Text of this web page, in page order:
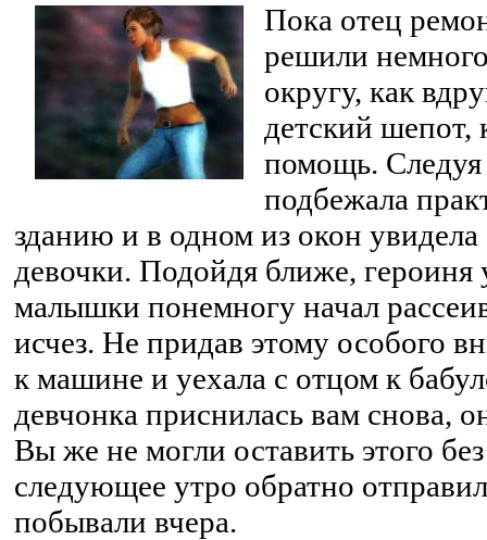
Пока отец
решили немного
округу, как
детский шепот,
помощь.
подбежала
зданию и в одном из окон увидела
девочки. Подойдя ближе, героиня
малышки понемногу начал
исчез. Не придав этому особого
к машине и уехала с отцом к
девчонка приснилась вам снова,
Вы же не могли оставить этого
следующее утро обратно
побывали вчера.